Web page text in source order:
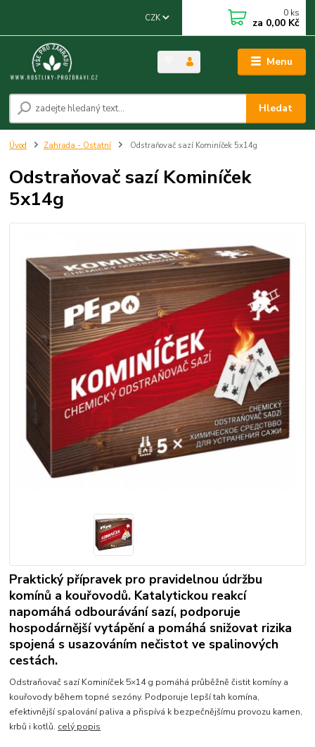
Menu
CZK
Hledat
0 ks
za 0,00 Kč
Úvod Zahrada - Ostatní Odstraňovač sazí Kominíček 5x14g
Odstraňovač sazí Kominíček
5x14g
Praktický přípravek pro pravidelnou údržbu
komínů a kouřovodů. Katalytickou reakcí
napomáhá odbourávání sazí, podporuje
hospodárnější vytápění a pomáhá snižovat rizika
spojená s usazováním nečistot ve spalinových
cestách.
Odstraňovač sazí Kominíček 5×14 g pomáhá průběžně čistit komíny a
kouřovody během topné sezóny. Podporuje lepší tah komína,
efektivnější spalování paliva a přispívá k bezpečnějšímu provozu kamen,
krbů i kotlů. celý popis